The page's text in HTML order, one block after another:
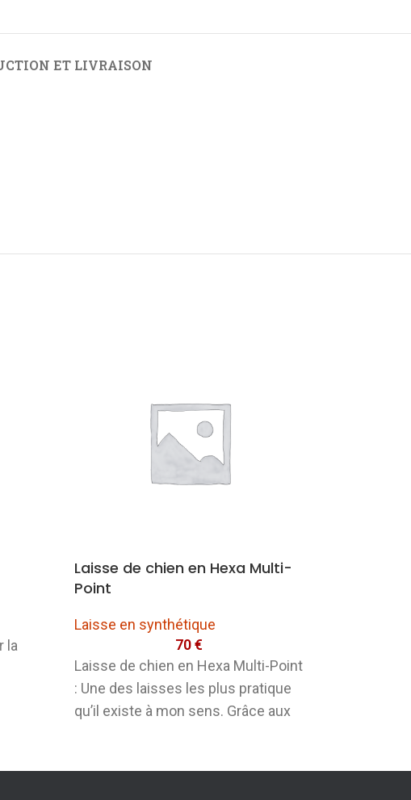
ET LIVRAISON
la
Laisse de chien en Hexa Multi-
Point
Laisse en synthétique
70€
Laisse de chien en Hexa Multi-Point
: Une des laisses les plus pratique
qu’il existe à mon sens. Grâce aux